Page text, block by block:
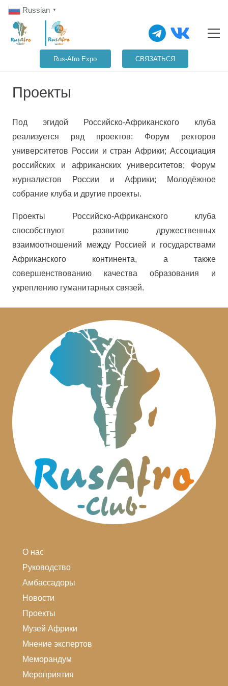
Russian ▼
Rus-Afro Expo СВЯЗАТЬСЯ
Проекты
Под эгидой Российско-Африканского клуба
реализуется ряд проектов: Форум ректоров
университетов России и стран Африки; Ассоциация
российских и африканских университетов; Форум
журналистов России и Африки; Молодёжное
собрание клуба и другие проекты.
Проекты Российско-Африканского клуба
способствуют развитию дружественных
взаимоотношений между Россией и государствами
Африканского континента, а также
совершенствованию качества образования и
укреплению гуманитарных связей.
О нас
Руководство
Амбассадоры
Новости
Проекты
Музей Африки
Мнение экспертов
Меморандум
Мероприятия